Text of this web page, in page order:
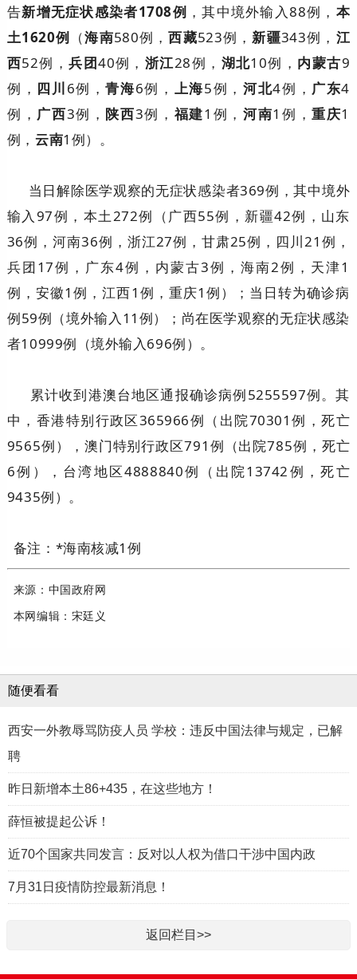
告新增无症状感染者1708例 ，其中境外输入88例， 本
土1620例 （海南580例，西藏523例，新疆343例， 江
西52例，兵团40例， 浙江28例， 湖北10例， 内蒙古9
例， 四川 6例，青海6例， 上海5例， 河北4例， 广东4
例， 广西3例， 陕西3例， 福建1例， 河南1例，重庆1
例，云南1例）。
当日解除医学观察的无症状感染者369例，其中境外
输入97例，本土272例（广西55例，新疆42例，山东
36例，河南36例，浙江27例，甘肃25例，四川21例，
兵团17例，广东4例，内蒙古3例，海南2例，天津1
例，安徽1例，江西1例，重庆1例）；当日转为确诊病
例59例（境外输入11例）；尚在医学观察的无症状感染
者10999例（境外输入696例）。
累计收到港澳台地区通报确诊病例5255597例。其
中，香港特别行政区365966例（出院70301例，死亡
9565例），澳门特别行政区791例（出院785例，死亡
6例），台湾地区4888840例（出院13742例，死亡
9435例）。
备注：*海南核减1例
来源：中国政府网
本网编辑：宋廷义
随便看看
西安一外教辱骂防疫人员 学校：违反中国法律与规定，已解
聘
昨日新增本土86+435，在这些地方！
薛恒被提起公诉！
近70个国家共同发言：反对以人权为借口干涉中国内政
7月31日疫情防控最新消息！
返回栏目>>